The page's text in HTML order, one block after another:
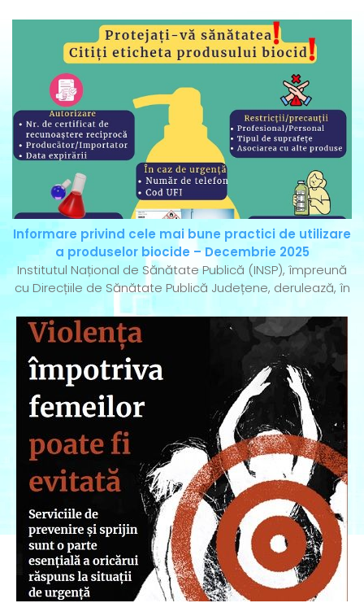
Informare privind cele mai bune practici de utilizare
a produselor biocide – Decembrie 2025
Institutul Național de Sănătate Publică (INSP), împreună
cu Direcțiile de Sănătate Publică Județene, derulează, în